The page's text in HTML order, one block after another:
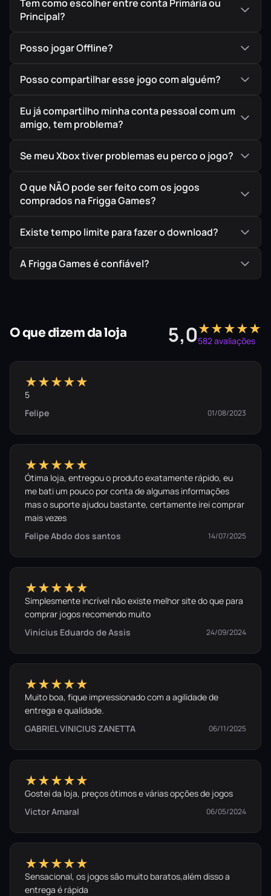
Tem como escolher entre conta Primária ou
Principal?
Posso jogar Offline?
Posso compartilhar esse jogo com alguém?
Eu já compartilho minha conta pessoal com um
amigo, tem problema?
Se meu Xbox tiver problemas eu perco o jogo?
O que NÃO pode ser feito com os jogos
comprados na Frigga Games?
Existe tempo limite para fazer o download?
A Frigga Games é confiável?
O que dizem da loja 5,0★★★★★
582 avaliações
★★★★★
5
Felipe
01/08/2023
★★★★★
Ótima loja, entregou o produto exatamente rápido, eu
me bati um pouco por conta de algumas informações
mas o suporte ajudou bastante, certamente irei comprar
mais vezes
Felipe Abdo dos santos
14/07/2025
★★★★★
Simplesmente incrível não existe melhor site do que para
comprar jogos recomendo muito
Vinícius Eduardo de Assis
24/09/2024
★★★★★
Muito boa, fique impressionado com a agilidade de
entrega e qualidade.
GABRIEL VINICIUS ZANETTA
06/11/2025
★★★★★
Gostei da loja, preços ótimos e várias opções de jogos
Victor Amaral
06/05/2024
★★★★★
Sensacional, os jogos são muito baratos,além disso a
entrega é rápida